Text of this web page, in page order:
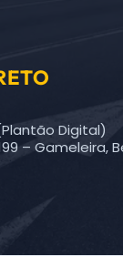
Digital)
– Gameleira,